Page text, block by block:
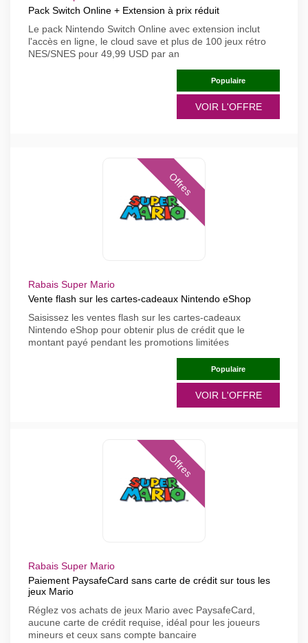
Pack Switch Online + Extension à prix réduit
Le pack Nintendo Switch Online avec extension inclut
l'accès en ligne, le cloud save et plus de 100 jeux rétro
NES/SNES pour 49,99 USD par an
Populaire
VOIR L'OFFRE
Offres
Rabais Super Mario
Vente flash sur les cartes-cadeaux Nintendo eShop
Saisissez les ventes flash sur les cartes-cadeaux
Nintendo eShop pour obtenir plus de crédit que le
montant payé pendant les promotions limitées
Populaire
VOIR L'OFFRE
Offres
Rabais Super Mario
Paiement PaysafeCard sans carte de crédit sur tous les
jeux Mario
Réglez vos achats de jeux Mario avec PaysafeCard,
aucune carte de crédit requise, idéal pour les joueurs
mineurs et ceux sans compte bancaire